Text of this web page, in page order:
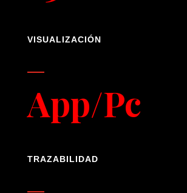
VISUALIZACIÓN
App/Pc
TRAZABILIDAD